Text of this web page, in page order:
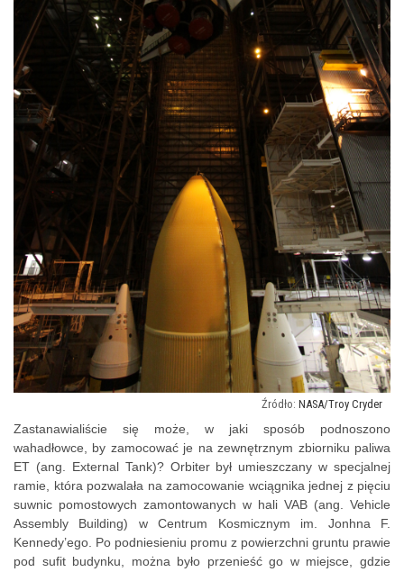
NASA/Troy Cryder
Zastanawialiście się może, w jaki sposób podnoszono
wahadłowce, by zamocować je na zewnętrznym zbiorniku paliwa
ET (ang. External Tank)? Orbiter był umieszczany w specjalnej
ramie, która pozwalała na zamocowanie wciągnika jednej z pięciu
suwnic pomostowych zamontowanych w hali VAB (ang. Vehicle
Assembly Building) w Centrum Kosmicznym im. Jonhna F.
Kennedy’ego. Po podniesieniu promu z powierzchni gruntu prawie
pod sufit budynku, można było przenieść go w miejsce, gdzie